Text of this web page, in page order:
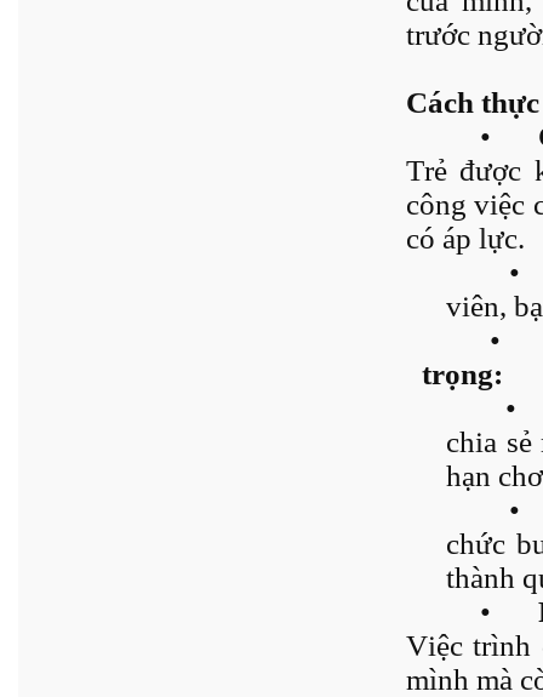
trước
Cách
•
Trẻ được
công việc
có áp lực.
•
viên,
•
trọng:
•
chia
hạn
•
chức
thành
•
Việc trình
mình mà